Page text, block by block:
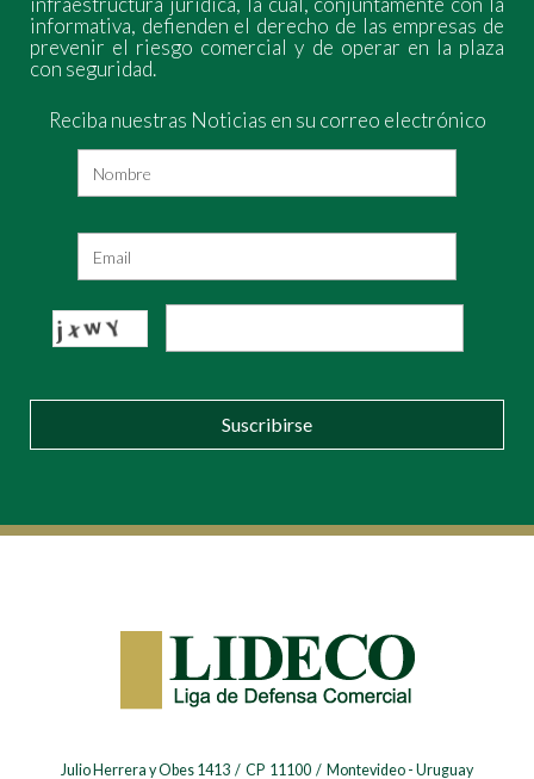
informativa, defienden el derecho de las empresas de
prevenir el riesgo comercial y de operar en la plaza
con seguridad.
Reciba nuestras Noticias en su correo electrónico
Suscribirse
Julio Herrera y Obes 1413 / CP 11100 / Montevideo - Uruguay